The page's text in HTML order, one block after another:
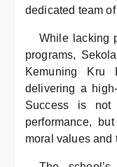
dedicated team
While lacking
programs,
Kemuning Kru
delivering a
Success is not
performance,
moral values and